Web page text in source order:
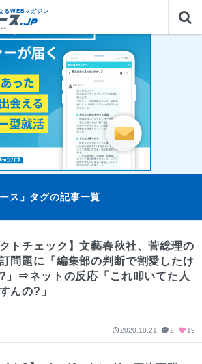
るWEBマガジン
ス」タグの記事一覧
クトチェック】文藝春秋社、菅総理の
問題に「編集部の判断で割愛したけ
」⇒ネットの反応「これ叩いてた人
んの?」
2020.10.21 2 19